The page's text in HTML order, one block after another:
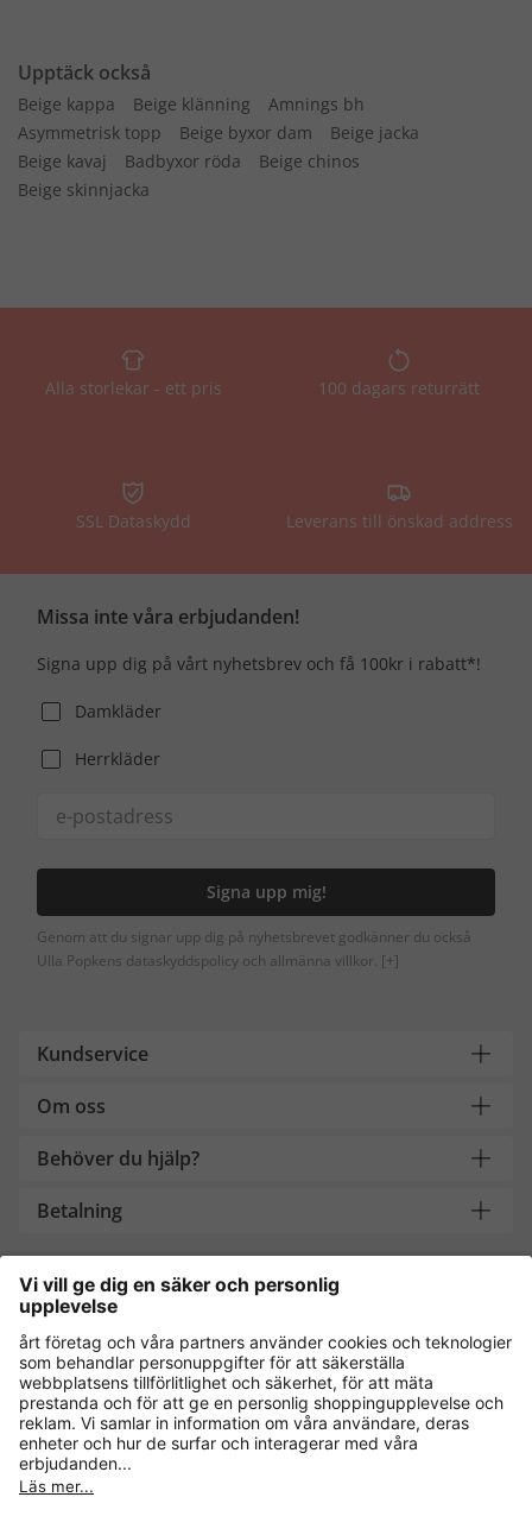
Upptäck också
Beige kappa Beige klänning
Amnings bh
Asymmetrisk topp
Beige byxor dam
Beige jacka
Beige kavaj
Badbyxor röda
Beige chinos
Beige skinnjacka
Alla storlekar - ett pris 100 dagars returrätt
SSL Dataskydd Leverans till önskad address
Missa inte våra erbjudanden!
Signa upp dig på vårt nyhetsbrev och få 100kr i rabatt*!
Damkläder
Herrkläder
Signa upp mig!
Genom att du signar upp dig på nyhetsbrevet godkänner du också
Ulla Popkens dataskyddspolicy och allmänna villkor. [+]
Kundservice
Om oss
Behöver du hjälp?
Betalning
Handla säkert med
Andra onlinebutiker
Sverige